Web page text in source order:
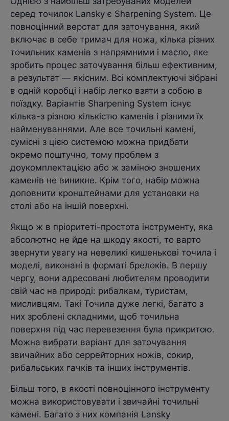
серед точилок Lansky є Sharpening System. Це
повноцінний верстат для заточування, який
включає в себе тримач для ножа, кілька різних
точильних каменів з напрямними і масло, яке
зробить процес заточування більш ефективним,
а результат — якісним. Всі комплектуючі зібрані
в одній коробці і набір легко взяти з собою в
поїздку. Варіантів Sharpening System існує
кілька-з різною кількістю каменів і різними їх
найменуваннями. Але все точильні камені,
сумісні з цією системою можна придбати
окремо поштучно, тому проблем з
доукомплектацією або ж заміною зношених
каменів не виникне. Крім того, набір можна
доповнити кронштейнами для установки на
столі або на іншій поверхні.
Якщо ж в пріоритеті-простота інструменту, яка
абсолютно не йде на шкоду якості, то варто
звернути увагу на невеликі кишенькові точила і
моделі, виконані в форматі брелоків. В першу
чергу, вони адресовані любителям проводити
свій час на природі: рибалкам, туристам,
мисливцям. Такі Точила дуже легкі, багато з
них зроблені складними, щоб точильна
поверхня під час перевезення була прикритою.
Можна вибрати варіант для заточування
звичайних або серрейторних ножів, сокир,
рибальських гачків та інших інструментів.
Більш того, в якості повноцінного інструменту
можна використовувати і звичайні точильні
камені. Багато з них компанія Lansky